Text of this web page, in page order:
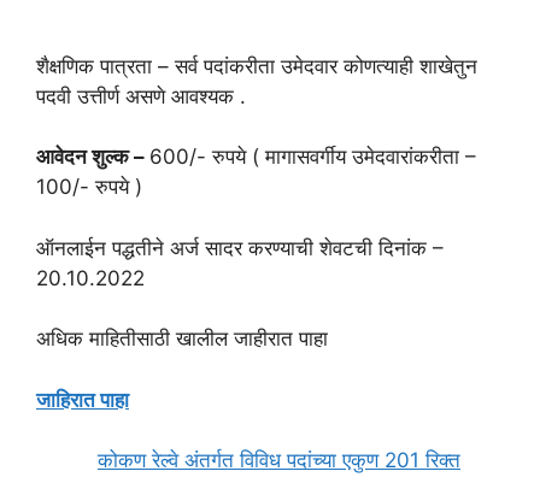
शैक्षणिक पात्रता – सर्व पदांकरीता उमेदवार कोणत्याही शाखेतुन
पदवी उत्तीर्ण असणे आवश्यक .
आवेदन शुल्क – 600/- रुपये ( मागासवर्गीय उमेदवारांकरीता –
100/- रुपये )
ऑनलाईन पद्धतीने अर्ज सादर करण्याची शेवटची दिनांक –
20.10.2022
अधिक माहितीसाठी खालील जाहीरात पाहा
जाहिरात पाहा
कोकण रेल्वे अंतर्गत विविध पदांच्या एकुण 201 रिक्त